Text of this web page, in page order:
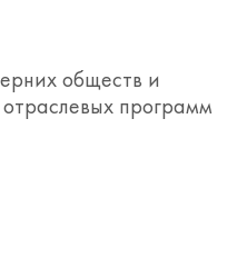
обществ и
программ